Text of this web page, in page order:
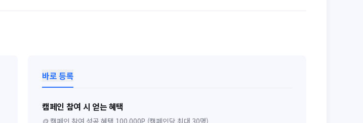
바로 등록
캠페인 참여 시 얻는 혜택
🪙 캠페인 참여 성공 혜택 100,000P (캠페인당 최대 30명)